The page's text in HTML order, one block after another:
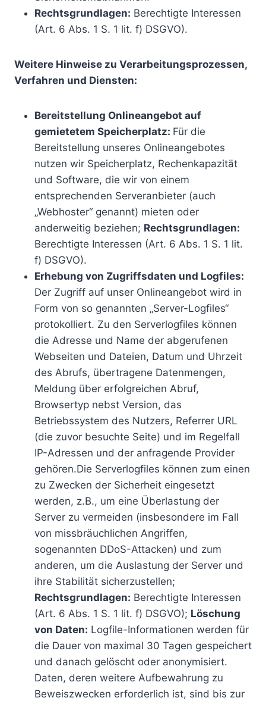
Rechtsgrundlagen: Berechtigte Interessen
(Art. 6 Abs. 1 S. 1 lit. f) DSGVO).
Weitere Hinweise zu Verarbeitungsprozessen,
Verfahren und Diensten:
Bereitstellung Onlineangebot auf
gemietetem Speicherplatz: Für die
Bereitstellung unseres Onlineangebotes
nutzen wir Speicherplatz, Rechenkapazität
und Software, die wir von einem
entsprechenden Serveranbieter (auch
„Webhoster“ genannt) mieten oder
anderweitig beziehen; Rechtsgrundlagen:
Berechtigte Interessen (Art. 6 Abs. 1 S. 1 lit.
f) DSGVO).
Erhebung von Zugriffsdaten und Logfiles:
Der Zugriff auf unser Onlineangebot wird in
Form von so genannten „Server-Logfiles“
protokolliert. Zu den Serverlogfiles können
die Adresse und Name der abgerufenen
Webseiten und Dateien, Datum und Uhrzeit
des Abrufs, übertragene Datenmengen,
Meldung über erfolgreichen Abruf,
Browsertyp nebst Version, das
Betriebssystem des Nutzers, Referrer URL
(die zuvor besuchte Seite) und im Regelfall
IP-Adressen und der anfragende Provider
gehören.Die Serverlogfiles können zum einen
zu Zwecken der Sicherheit eingesetzt
werden, z.B., um eine Überlastung der
Server zu vermeiden (insbesondere im Fall
von missbräuchlichen Angriffen,
sogenannten DDoS-Attacken) und zum
anderen, um die Auslastung der Server und
ihre Stabilität sicherzustellen;
Rechtsgrundlagen: Berechtigte Interessen
(Art. 6 Abs. 1 S. 1 lit. f) DSGVO); Löschung
von Daten: Logfile-Informationen werden für
die Dauer von maximal 30 Tagen gespeichert
und danach gelöscht oder anonymisiert.
Daten, deren weitere Aufbewahrung zu
Beweiszwecken erforderlich ist, sind bis zur